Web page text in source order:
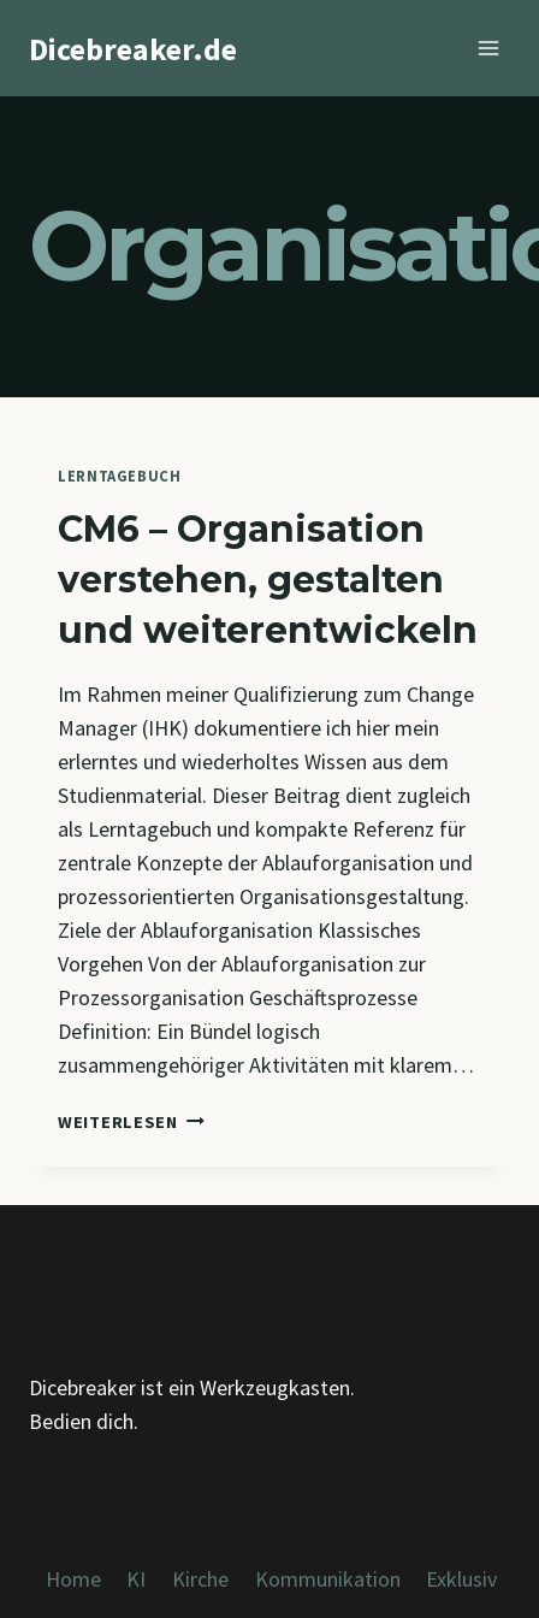
InhaltDicebreaker.de
LERNTAGEBUCH
CM6 – Organisation
verstehen, gestalten
und weiterentwickeln
Im Rahmen meiner Qualifizierung zum Change
Manager (IHK) dokumentiere ich hier mein
erlerntes und wiederholtes Wissen aus dem
Studienmaterial. Dieser Beitrag dient zugleich
als Lerntagebuch und kompakte Referenz für
zentrale Konzepte der Ablauforganisation und
prozessorientierten Organisationsgestaltung.
Ziele der Ablauforganisation Klassisches
Vorgehen Von der Ablauforganisation zur
Prozessorganisation Geschäftsprozesse
Definition: Ein Bündel logisch
zusammengehöriger Aktivitäten mit klarem…
WEITERLESEN CM6
Dicebreaker ist ein Werkzeugkasten.
Bedien dich.
Home KI Kirche Kommunikation
Exklusiv